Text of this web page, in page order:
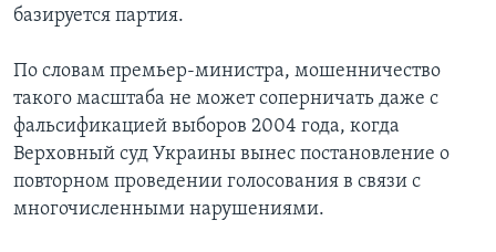
Языки
базируется партия.
По словам премьер-министра, мошенничество
такого масштаба не может соперничать даже с
фальсификацией выборов 2004 года, когда
Верховный суд Украины вынес постановление о
повторном проведении голосования в связи с
многочисленными нарушениями.